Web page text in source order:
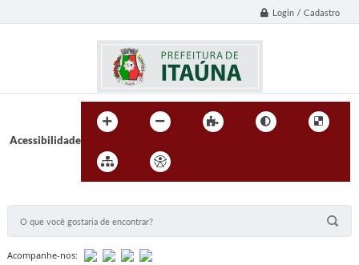
Login / Cadastro
Acessibilidade
Acompanhe-nos: